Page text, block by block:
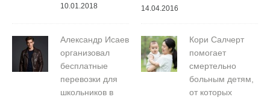
10.01.2018 14.04.2016
Александр Исаев
организовал
бесплатные
перевозки для
школьников в
Кори Салчерт
помогает
смертельно
больным детям,
от которых